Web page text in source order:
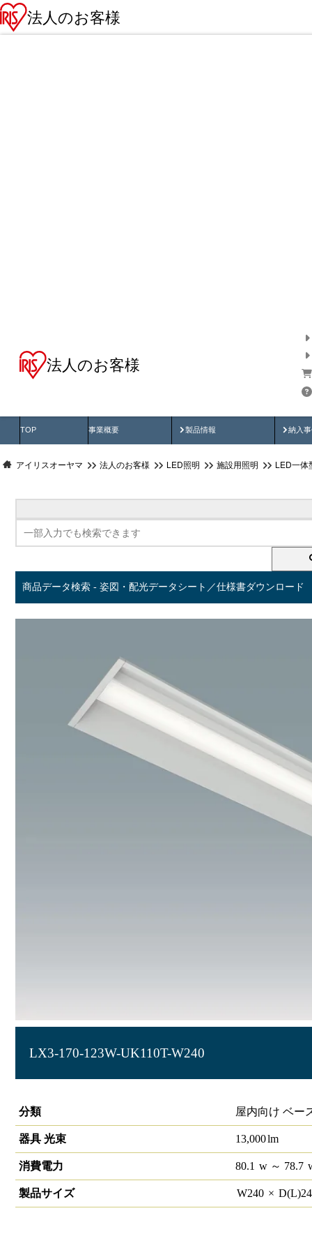
法人のお客様
法人のお客様
TOP 事業概要 製品情報
製品動画 納入
納
アイリスオーヤマ 法人のお客様 LED照明 施設用照明 LED一体
商品データ検索 - 姿図・配光データシート／仕様書ダウンロード
LX3-170-123W-UK110T-W240
分類
屋内向け ベー
器具 光束 13,000lm
消費電力 80.1 w～ 78.7
製品サイズ W240 × D(L)